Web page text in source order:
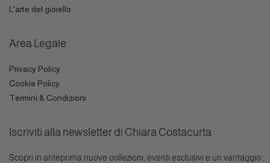
L'arte del gioiello
Area Legale
Privacy Policy
Cookie Policy
Termini & Condizioni
Iscriviti alla newsletter di Chiara Costacurta
Scopri in anteprima nuove collezioni, eventi esclusivi e un vantaggio